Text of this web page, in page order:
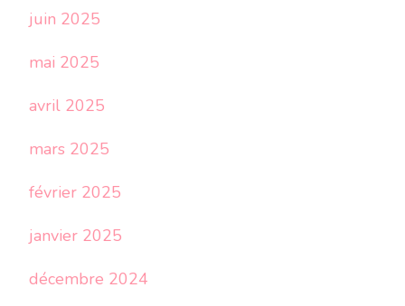
juin 2025
mai 2025
avril 2025
mars 2025
février 2025
janvier 2025
décembre 2024